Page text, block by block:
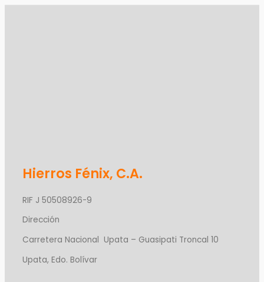
Hierros Fénix, C.A.
RIF J 50508926-9
Dirección
Carretera Nacional Upata – Guasipati Troncal 10
Upata, Edo. Bolívar